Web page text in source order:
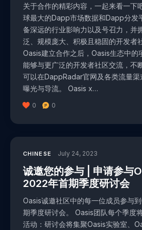
关于合作的精彩内容，一起来看一下
球最大的Dapp市场数据和Dapp分发
备深远的行业影响力以及号召力，并
泛、规模庞大、积极且稳固的开发者
Oasis建立合作之后，Oasis生态中的
能够与更广泛的开发者社区交流，不
可以在DappRadar官网及各类流量渠
曝光与导流。 Oasis x…
0 0
CHINESE July 24, 2023
诚邀您的参与 | 申请参与
2022年首期季度研讨会
Oasis诚邀社区中的每一位成员参与
期季度研讨会。 Oasis团队每个季度
活动：研讨会将集聚Oasis实验室、